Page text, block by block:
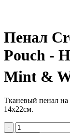
Пенал
Pouch -
Mint &
Тканевый пенал на
14х22см.
-